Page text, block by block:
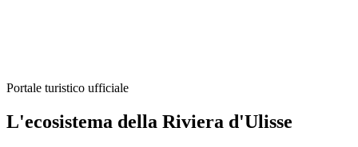
Portale turistico ufficiale
L'ecosistema della Riviera d'Ulisse